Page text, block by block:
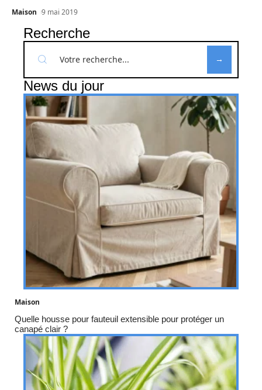
Maison 9 mai 2019
Recherche
News du jour
Maison
Quelle housse pour fauteuil extensible pour protéger un
canapé clair ?